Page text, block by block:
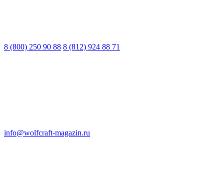
8 (800) 250 90 88 8 (812) 924 88 71
info@wolfcraft-magazin.ru